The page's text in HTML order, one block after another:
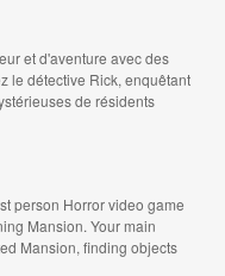
et d'aventure avec des
le détective Rick, enquêtant
de résidents
person Horror video game
Mansion. Your main
Mansion, finding objects